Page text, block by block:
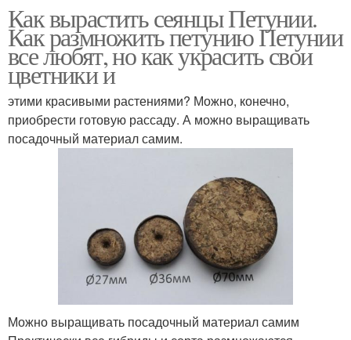
Как вырастить сеянцы Петунии.
Как размножить петунию Петунии
все любят, но как украсить свои
цветники и
этими красивыми растениями? Можно, конечно,
приобрести готовую рассаду. А можно выращивать
посадочный материал самим.
Можно выращивать посадочный материал самим